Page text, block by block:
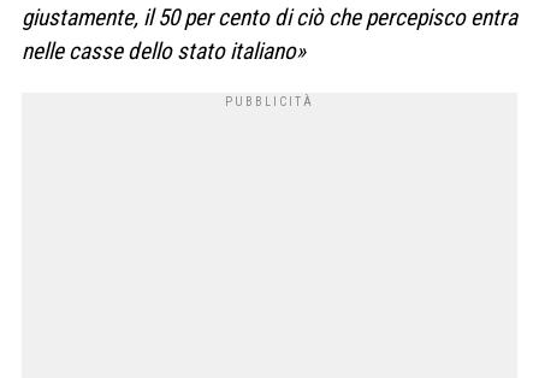
giustamente, il 50 per cento di ciò che percepisco entra
nelle casse dello stato italiano»